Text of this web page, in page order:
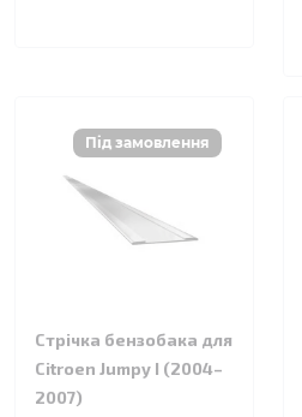
Стрічка бензобака для
Citroen Jumpy I (2004–
2007)